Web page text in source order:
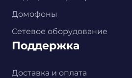
Домофоны
Сетевое оборудование
Поддержка
Доставка и оплата